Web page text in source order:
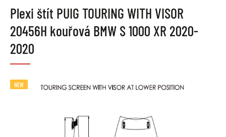
Plexi štít PUIG TOURING WITH VISOR
20456H kouřová BMW S 1000 XR 2020-
2020
NEW